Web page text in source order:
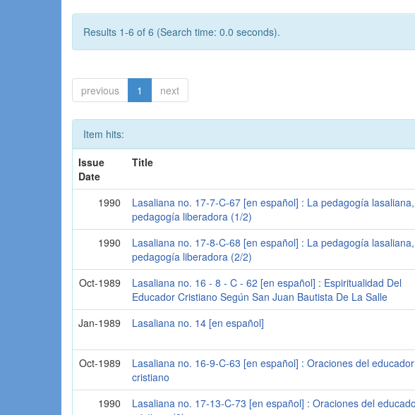
Results 1-6 of 6 (Search time: 0.0 seconds).
previous 1 next
Item hits:
Issue
Date
Title
1990
Lasaliana no. 17-7-C-67 [en español] : La pedagogía
pedagogía liberadora (1/2)
1990
Lasaliana no. 17-8-C-68 [en español] : La pedagogía
pedagogía liberadora (2/2)
Oct-1989
Lasaliana no. 16 - 8 - C - 62 [en español] : Espiritualidad Del
Educador Cristiano Según San Juan Bautista De La Salle
Jan-1989
Lasaliana no. 14 [en español]
Oct-1989
Lasaliana no. 16-9-C-63 [en español] : Oraciones del educador
cristiano
1990
Lasaliana no. 17-13-C-73 [en español] : Oraciones del